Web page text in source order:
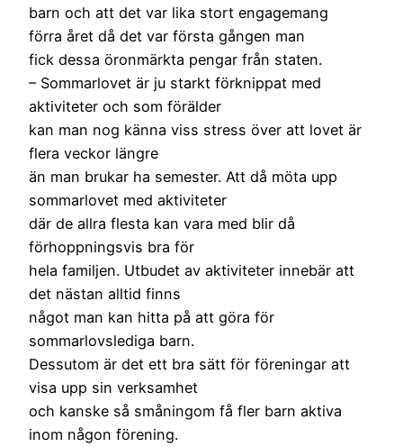
barn och att det var lika stort engagemang
förra året då det var första gången man
fick dessa öronmärkta pengar från staten.
– Sommarlovet är ju starkt förknippat med
aktiviteter och som förälder
kan man nog känna viss stress över att lovet är
flera veckor längre
än man brukar ha semester. Att då möta upp
sommarlovet med aktiviteter
där de allra flesta kan vara med blir då
förhoppningsvis bra för
hela familjen. Utbudet av aktiviteter innebär att
det nästan alltid finns
något man kan hitta på att göra för
sommarlovslediga barn.
Dessutom är det ett bra sätt för föreningar att
visa upp sin verksamhet
och kanske så småningom få fler barn aktiva
inom någon förening.